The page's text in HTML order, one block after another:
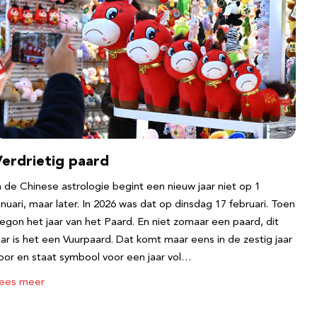
paard
de Chinese astrologie begint een nieuw jaar niet op 1
maar later. In 2026 was dat op dinsdag 17 februari. Toen
het jaar van het Paard. En niet zomaar een paard, dit
is het een Vuurpaard. Dat komt maar eens in de zestig jaar
en staat symbool voor een jaar vol…
meer